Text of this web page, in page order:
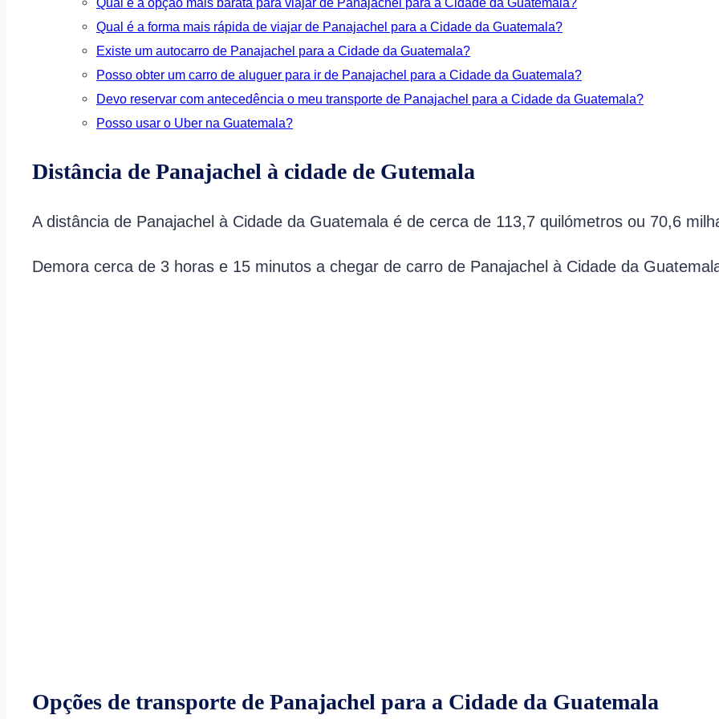
Qual é a forma mais rápida de viajar de Panajachel para a Cidade da Guatemala?
Existe um autocarro de Panajachel para a Cidade da Guatemala?
Posso obter um carro de aluguer para ir de Panajachel para a Cidade da Guatemala?
Devo reservar com antecedência o meu transporte de Panajachel para a Cidade da Guatemala?
Posso usar o Uber na Guatemala?
Distância de Panajachel à cidade de Gutemala
A distância de Panajachel à Cidade da Guatemala é de cerca de 113,7 quilómetros ou 70,6
Demora cerca de 3 horas e 15 minutos a chegar de carro de Panajachel à Cidade da
Opções de transporte de Panajachel para a Cidade da Guatemala